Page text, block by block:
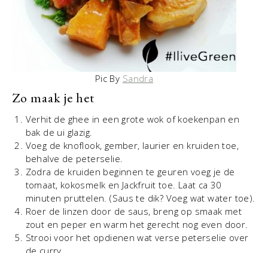
Pic By Sandra
Zo maak je het
Verhit de ghee in een grote wok of koekenpan en
bak de ui glazig.
Voeg de knoflook, gember, laurier en kruiden toe,
behalve de peterselie.
Zodra de kruiden beginnen te geuren voeg je de
tomaat, kokosmelk en Jackfruit toe. Laat ca 30
minuten pruttelen. (Saus te dik? Voeg wat water toe).
Roer de linzen door de saus, breng op smaak met
zout en peper en warm het gerecht nog even door.
Strooi voor het opdienen wat verse peterselie over
de curry.